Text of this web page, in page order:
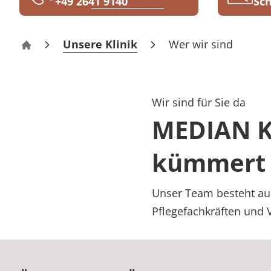
Rheumatologie
Klinik Tönisstein
Unsere Klinik Wer wir sind
Wir sind für Sie da
MEDIAN
kümmert
Unser Team besteht
Pflegefachkräften und